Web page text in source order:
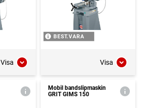
Visa
BEST.VARA
Visa
Mobil bandslipmaskin
GRIT GIMS 150